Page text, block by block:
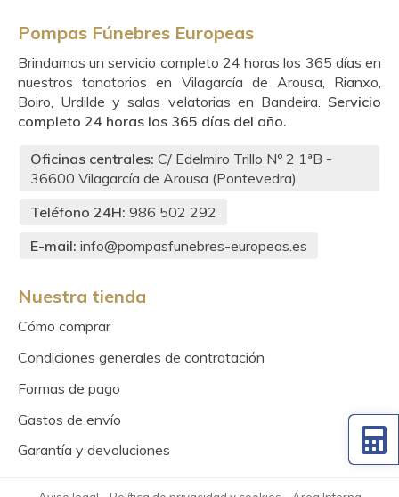
Pompas Fúnebres Europeas
Brindamos un servicio completo 24 horas los 365 días en
nuestros tanatorios en Vilagarcía de Arousa, Rianxo,
Boiro, Urdilde y salas velatorias en Bandeira. Servicio
completo 24 horas los 365 días del año.
Oficinas centrales: C/ Edelmiro Trillo Nº 2 1ªB -
36600 Vilagarcía de Arousa (Pontevedra)
Teléfono 24H: 986 502 292
E-mail: info@pompasfunebres-europeas.es
Nuestra tienda
Cómo comprar
Condiciones generales de contratación
Formas de pago
Gastos de envío
Garantía y devoluciones